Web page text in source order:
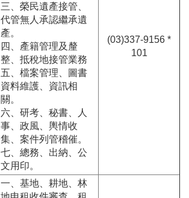
三、榮民遺產接管、
代管無人承認繼承遺
產。
四、產籍管理及釐
整、抵稅地接管業務
五、檔案管理、圖書
資料維護、資訊相
關。
六、研考、秘書、人
事、政風、輿情收
集、案件列管稽催。
七、總務、出納、公
文用印。
(03)337-9156 *
101
一、基地、耕地、林